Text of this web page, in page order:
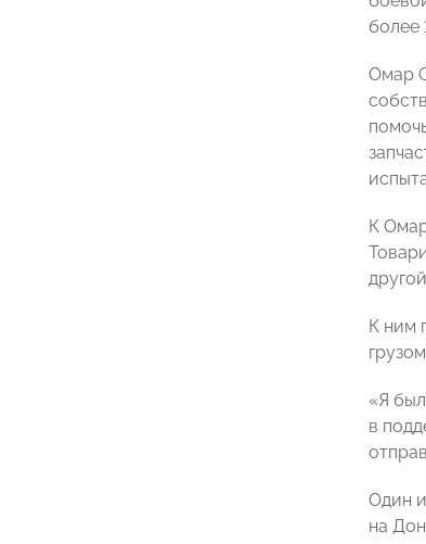
более
Омар
К
К ним
«Я
в
Один
на